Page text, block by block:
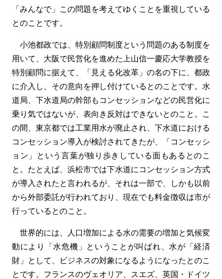
「みんなで」この問題を考えてゆくことを重視している
とのことです。
小池都政では、特別顧問制度という問題のある制度を
用いて、大阪で民営化を進めた上山信一慶応大学教授を
特別顧問に据えて、「見える化改革」の名の下に、都政
に介入し、その意向を押し付けているとのことです。水
道局、下水道局の幹部もコンセッションなどの民営化に
乗り気ではないが、表向き反対はできないとのこと。こ
の間、東京都では工業用水が廃止され、下水道における
コンセッション導入が検討されてきたが、「コンセッシ
ョン」という言葉が独り歩きしている面もあるとのこ
と。たとえば、浜松市では下水道にコンセッション方式
が導入されたと言われるが、それは一部で、しかも以前
から外部委託が行われており、現在でも料金徴収は市が
行っているとのこと。
世界的には、人口増加による水の需要の増加と気候変
動により「水危機」ということが叫ばれ、水が「経済
財」として、ビジネスの対象になるようになったとのこ
とです。フランスのヴェオリア、スエズ、英国・ドイツ